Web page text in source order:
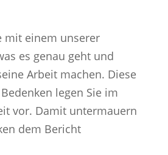
mit einem unserer
es genau geht und
Arbeit machen. Diese
legen Sie im
vor. Damit untermauern
dem Bericht